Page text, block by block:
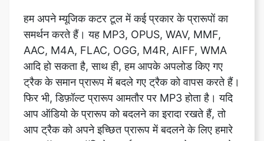
आदि हो सकता है, साथ ही, हम आपके अपलोड किए गए
ट्रैक के समान प्रारूप में बदले गए ट्रैक को वापस करते हैं।
फिर भी, डिफ़ॉल्ट प्रारूप आमतौर पर MP3 होता है। यदि
आप ऑडियो के प्रारूप को बदलने का इरादा रखते हैं, तो
आप ट्रैक को अपने इच्छित प्रारूप में बदलने के लिए हमारे
मुफ्त ऑनलाइन ऑडियो कन्वर्टर टूल का उपयोग कर सकते
हैं। हमारे म्यूजिक कटर का एक और बड़ा प्लस पॉइंट यह है
कि चूंकि यह सभी ऑडियो फॉर्मेट को सपोर्ट करता है, इसलिए